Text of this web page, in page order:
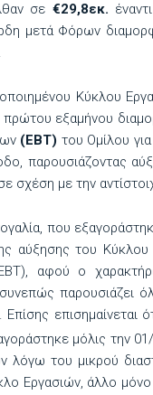
σε €29,8εκ.
μετά Φόρων
Κύκλου
πρώτου εξαμήνου
(ΕBT) του Ομίλου
παρουσιάζοντας
σχέση με την
που
αύξησης του
αφού ο
παρουσιάζει
Επίσης επισημαίνεται
μόλις την
του μικρού
Εργασιών, άλλο